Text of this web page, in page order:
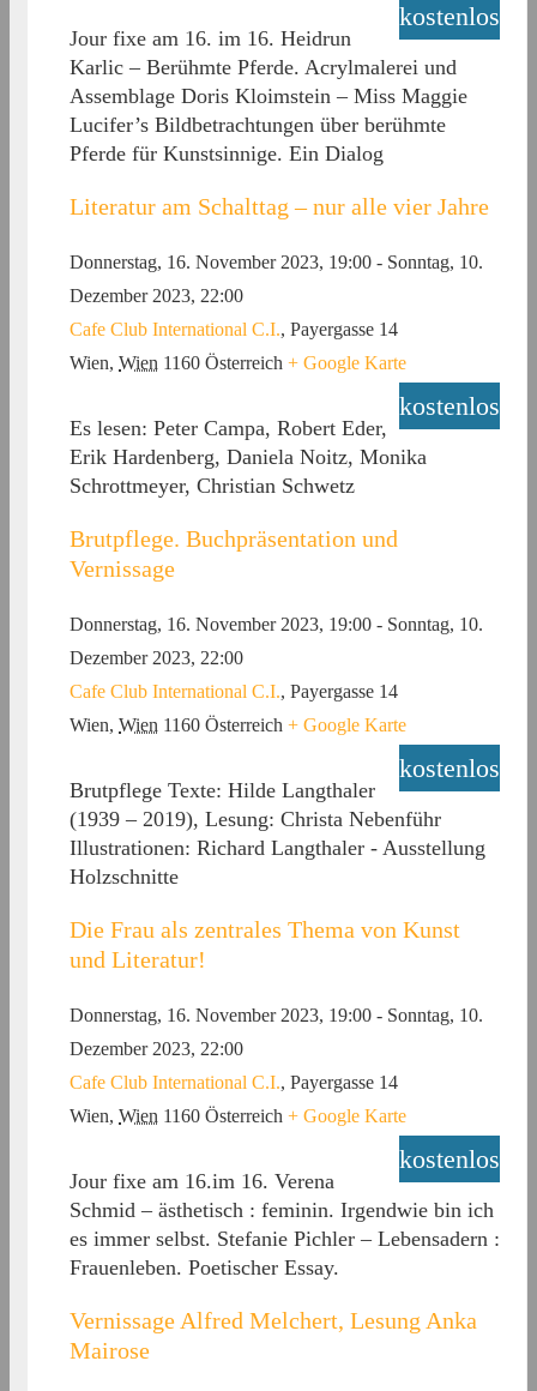
kostenlos
Jour fixe am 16. im 16. Heidrun
Karlic – Berühmte Pferde. Acrylmalerei und
Assemblage Doris Kloimstein – Miss Maggie
Lucifer’s Bildbetrachtungen über berühmte
Pferde für Kunstsinnige. Ein Dialog
Literatur am Schalttag – nur alle vier Jahre
Donnerstag, 16. November 2023, 19:00 - Sonntag, 10.
Dezember 2023, 22:00
Cafe Club International C.I., Payergasse 14
Wien, Wien 1160 Österreich + Google Karte
kostenlos
Es lesen: Peter Campa, Robert Eder,
Erik Hardenberg, Daniela Noitz, Monika
Schrottmeyer, Christian Schwetz
Brutpflege. Buchpräsentation und
Vernissage
Donnerstag, 16. November 2023, 19:00 - Sonntag, 10.
Dezember 2023, 22:00
Cafe Club International C.I., Payergasse 14
Wien, Wien 1160 Österreich + Google Karte
kostenlos
Brutpflege Texte: Hilde Langthaler
(1939 – 2019), Lesung: Christa Nebenführ
Illustrationen: Richard Langthaler - Ausstellung
Holzschnitte
Die Frau als zentrales Thema von Kunst
und Literatur!
Donnerstag, 16. November 2023, 19:00 - Sonntag, 10.
Dezember 2023, 22:00
Cafe Club International C.I., Payergasse 14
Wien, Wien 1160 Österreich + Google Karte
kostenlos
Jour fixe am 16.im 16. Verena
Schmid – ästhetisch : feminin. Irgendwie bin ich
es immer selbst. Stefanie Pichler – Lebensadern :
Frauenleben. Poetischer Essay.
Vernissage Alfred Melchert, Lesung Anka
Mairose